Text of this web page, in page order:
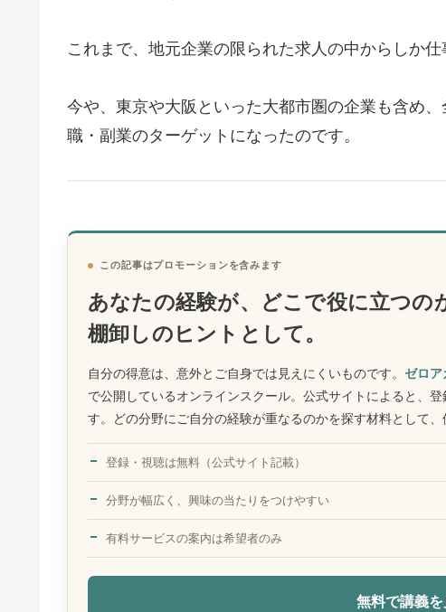
これまで、地元企業の限られた求人の中からしか
今や、東京や大阪といった大都市圏の企業も含め
職・副業のターゲットになったのです。
この記事はプロモーションを含みます
あなたの経験が、どこで役に立つの
棚卸しのヒントとして。
自分の得意は、意外とご自身では見えにくいものです。 ゼロア
で公開しているオンラインスクール。公式サイトによると、
す。どの分野にご自分の経験が重なるのかを探す材料として、
登録・視聴は無料（公式サイト記載）
分野が幅広く、興味の当たりをつけやすい
有料サービスの案内は希望者のみ
無料で講義